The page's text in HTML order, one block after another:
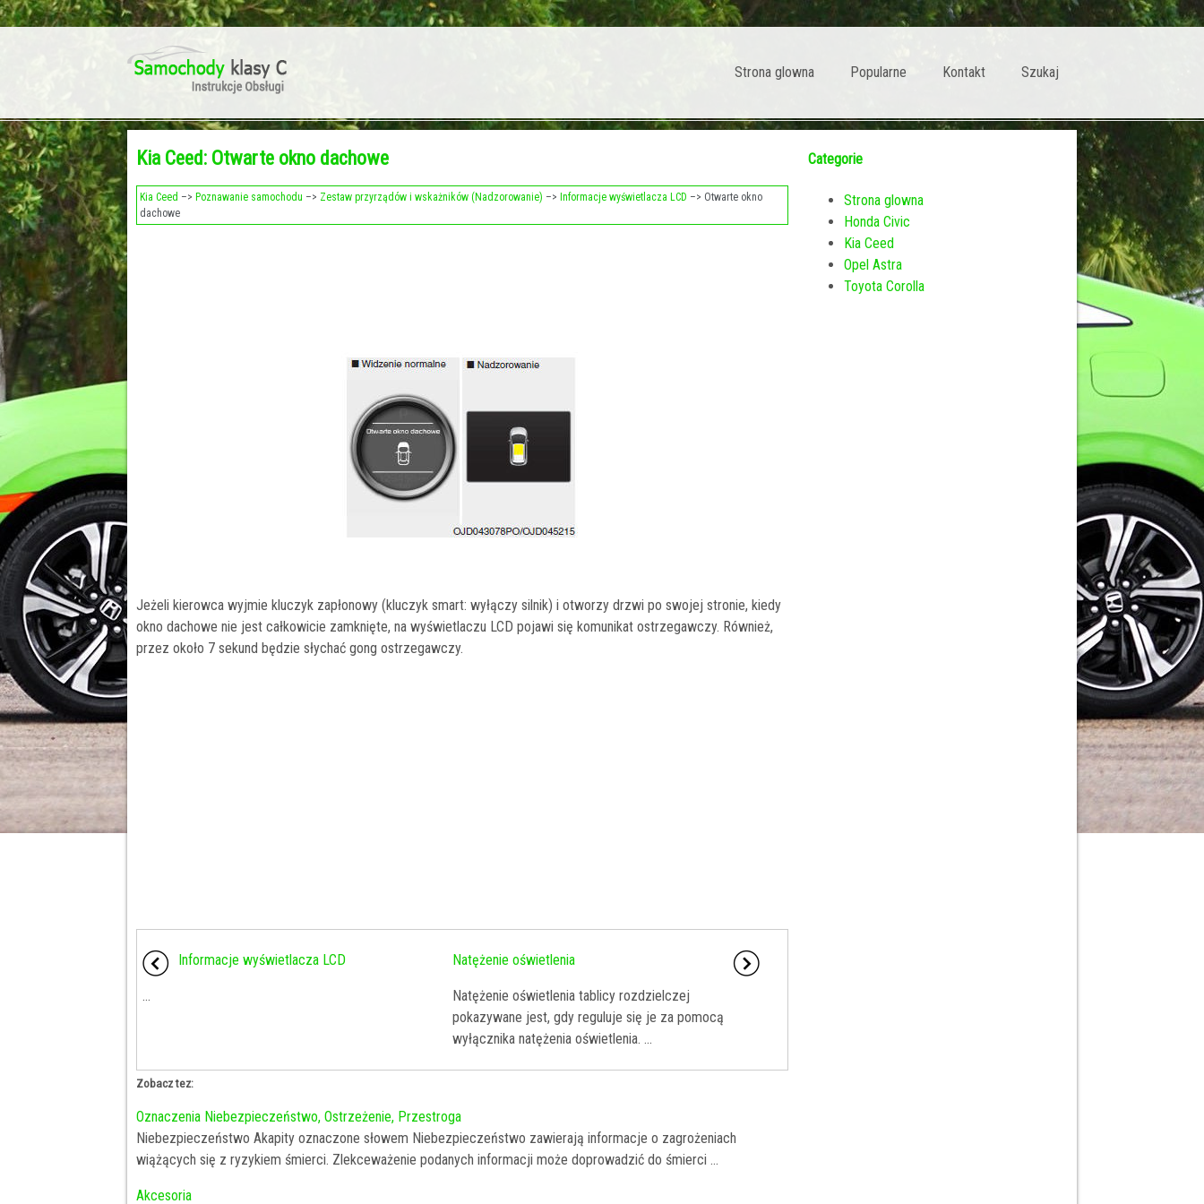
Strona glowna Popularne Kontakt Szukaj
Kia Ceed: Otwarte okno dachowe
Kia Ceed –> Poznawanie samochodu –> Zestaw przyrządów i wskażników (Nadzorowanie) –> Informacje wyświetlacza LCD –> Otwarte okno
dachowe
Jeżeli kierowca wyjmie kluczyk zapłonowy (kluczyk smart: wyłączy silnik) i otworzy drzwi po swojej stronie, kiedy
okno dachowe nie jest całkowicie zamknięte, na wyświetlaczu LCD pojawi się komunikat ostrzegawczy. Również,
przez około 7 sekund będzie słychać gong ostrzegawczy.
Informacje wyświetlacza LCD
...
Natężenie oświetlenia
Natężenie oświetlenia tablicy rozdzielczej
pokazywane jest, gdy reguluje się je za pomocą
wyłącznika natężenia oświetlenia. ...
Zobacz tez:
Oznaczenia Niebezpieczeństwo, Ostrzeżenie, Przestroga
Niebezpieczeństwo Akapity oznaczone słowem Niebezpieczeństwo zawierają informacje o zagrożeniach
wiążących się z ryzykiem śmierci. Zlekceważenie podanych informacji może doprowadzić do śmierci ...
Akcesoria
Categorie
Strona glowna
Honda Civic
Kia Ceed
Opel Astra
Toyota Corolla